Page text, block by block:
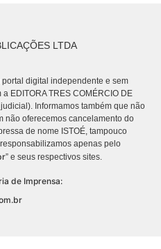
LTDA
portal digital independente e sem
EDITORA TRES COMÉRCIO DE
Informamos também que não
não oferecemos cancelamento do
de nome ISTOÉ, tampouco
apenas pelo
” e seus respectivos sites.
de Imprensa: